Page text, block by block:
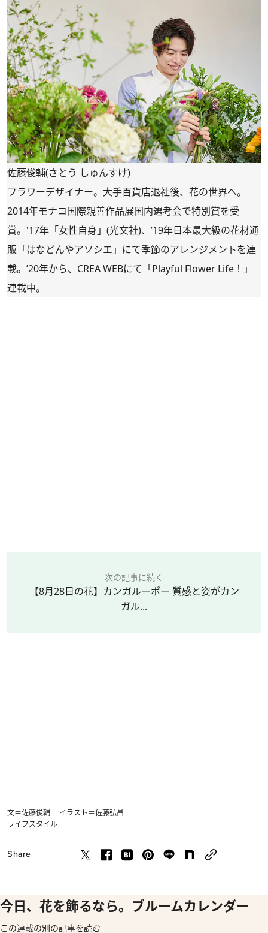
佐藤俊輔(さとう しゅんすけ)
フラワーデザイナー。大手百貨店退社後、花の世界へ。
2014年モナコ国際親善作品展国内選考会で特別賞を受
賞。'17年「女性自身」(光文社)、’19年日本最大級の花材通
販「はなどんやアソシエ 」にて季節のアレンジメントを連
載。’20年から、CREA WEBにて「Playful Flower Life！ 」
連載中。
次の記事に続く
【8月28日の花】カンガルーポー 質感と姿がカン
ガル...
文＝佐藤俊輔 イラスト＝佐藤弘昌
ライフスタイル
Share
今日、花を飾るなら。ブルームカレンダー
この連載の別の記事を読む